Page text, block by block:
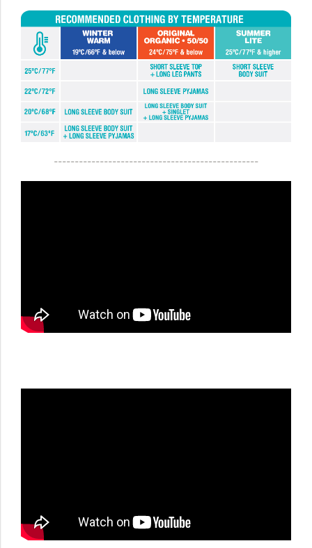
-------------------------------------------------